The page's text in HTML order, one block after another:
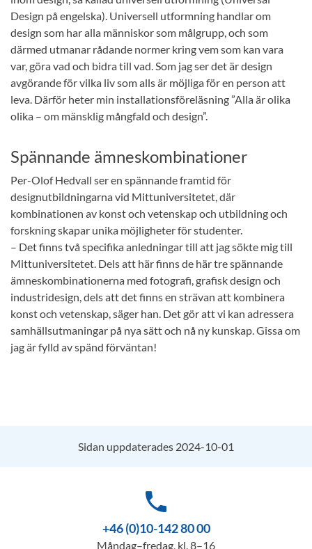
Design på engelska). Universell utformning handlar om
design som har alla människor som målgrupp, och som
därmed utmanar rådande normer kring vem som kan vara
var, göra vad och bidra till vad. Som jag ser det är design
avgörande för vilka liv som alls är möjliga för en person att
leva. Därför heter min installationsföreläsning ”Alla är olika
olika – om mänsklig mångfald och design”.
Spännande ämneskombinationer
Per-Olof Hedvall ser en spännande framtid för
designutbildningarna vid Mittuniversitetet, där
kombinationen av konst och vetenskap och utbildning och
forskning skapar unika möjligheter för studenter.
– Det finns två specifika anledningar till att jag sökte mig till
Mittuniversitetet. Dels att här finns de här tre spännande
ämneskombinationerna med fotografi, grafisk design och
industridesign, dels att det finns en strävan att kombinera
konst och vetenskap, säger han. Det gör att vi kan adressera
samhällsutmaningar på nya sätt och nå ny kunskap. Gissa om
jag är fylld av spänd förväntan!
Sidan uppdaterades 2024-10-01
phone
+46 (0)10-142 80 00
Måndag–fredag, kl. 8–16